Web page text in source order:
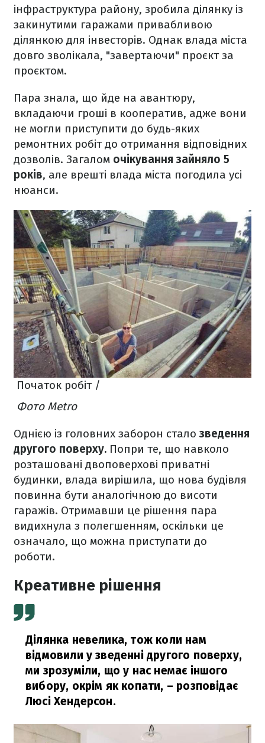
інфраструктура району, зробила ділянку із
закинутими гаражами привабливою
ділянкою для інвесторів. Однак влада міста
довго зволікала, "завертаючи" проєкт за
проєктом.
Пара знала, що йде на авантюру,
вкладаючи гроші в кооператив, адже вони
не могли приступити до будь-яких
ремонтних робіт до отримання відповідних
дозволів. Загалом очікування зайняло 5
років, але врешті влада міста погодила усі
нюанси.
Початок робіт /
Фото Metro
Однією із головних заборон стало зведення
другого поверху. Попри те, що навколо
розташовані двоповерхові приватні
будинки, влада вирішила, що нова будівля
повинна бути аналогічною до висоти
гаражів. Отримавши це рішення пара
видихнула з полегшенням, оскільки це
означало, що можна приступати до
роботи.
Креативне рішення
Ділянка невелика, тож коли нам
відмовили у зведенні другого поверху,
ми зрозуміли, що у нас немає іншого
вибору, окрім як копати, – розповідає
Люсі Хендерсон.